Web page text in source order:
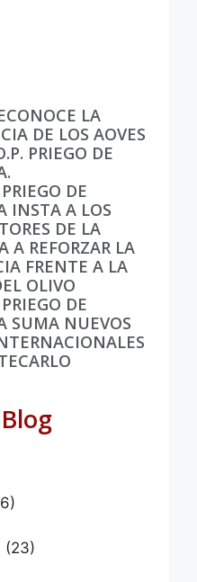
LA
DE LOS AOVES
PRIEGO DE
DE
INSTA A LOS
DE LA
A REFORZAR LA
FRENTE A LA
OLIVO
DE
SUMA NUEVOS
(23)